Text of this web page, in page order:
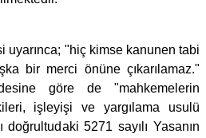
uyarınca; "hiç kimse kanunen tabi
bir merci önüne çıkarılamaz."
göre de "mahkemelerin
işleyişi ve yargılama usulü
5271 sayılı Yasanın